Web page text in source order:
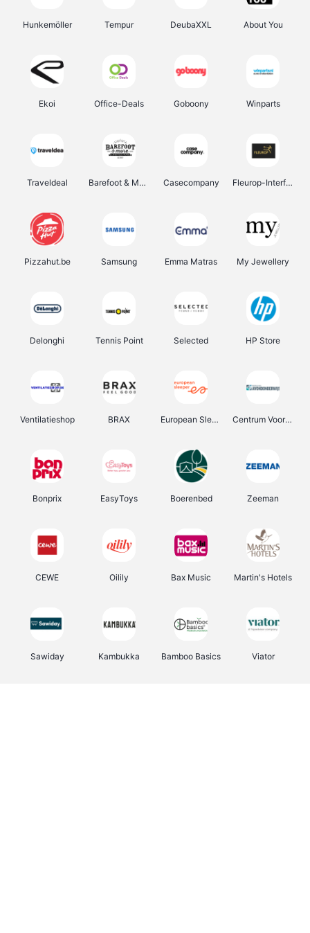
Hunkemöller Tempur DeubaXXL About You
Ekoi Office-Deals Goboony Winparts
Traveldeal Barefoot & More Casecompany Fleurop-Interflora
Pizzahut.be Samsung Emma Matras My Jewellery
Delonghi Tennis Point Selected HP Store
Ventilatieshop BRAX European Sleeper Centrum Voor Avondonderwijs
Bonprix EasyToys Boerenbed Zeeman
CEWE Oilily Bax Music Martin's Hotels
Sawiday Kambukka Bamboo Basics Viator